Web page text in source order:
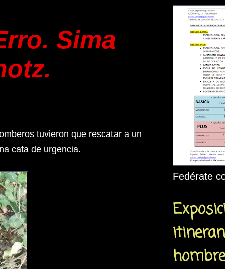
Sima
tuvieron que rescatar a un
cata de urgencia.
Fedérate